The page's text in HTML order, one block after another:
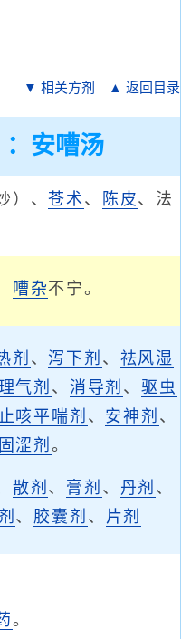
▼ 相关方剂 ▲ 返回目录
：安嘈汤
）、苍术 、 陈皮、法
嘈杂不宁。
剂 、 泻下剂 、 祛风湿
气剂 、 消导剂 、驱虫
咳平喘剂 、 安神剂 、
固涩剂。
散剂 、 膏剂 、 丹剂 、
、 胶囊剂 、 片剂
。